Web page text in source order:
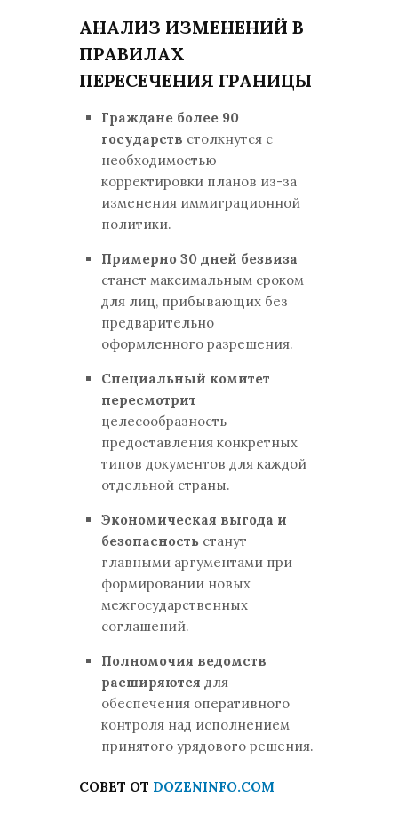
АНАЛИЗ ИЗМЕНЕНИЙ В
ПРАВИЛАХ
ПЕРЕСЕЧЕНИЯ ГРАНИЦЫ
Граждане более 90
государств столкнутся с
необходимостью
корректировки планов из-за
изменения иммиграционной
политики.
Примерно 30 дней безвиза
станет максимальным сроком
для лиц, прибывающих без
предварительно
оформленного разрешения.
Специальный комитет
пересмотрит
целесообразность
предоставления конкретных
типов документов для каждой
отдельной страны.
Экономическая выгода и
безопасность станут
главными аргументами при
формировании новых
межгосударственных
соглашений.
Полномочия ведомств
расширяются для
обеспечения оперативного
контроля над исполнением
принятого урядового решения.
СОВЕТ ОТ DOZENINFO.COM